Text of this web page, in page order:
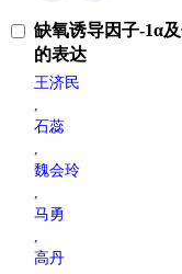
缺氧诱导因子-1α
的表达
王济民
,
石蕊
,
魏会玲
,
马勇
,
高丹